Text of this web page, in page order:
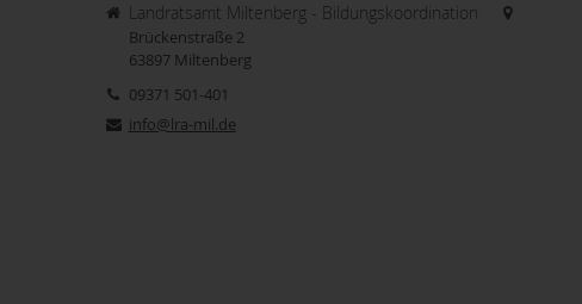
Landratsamt Miltenberg - Bildungskoordination
Brückenstraße 2
63897 Miltenberg
09371 501-401
info@lra-mil.de